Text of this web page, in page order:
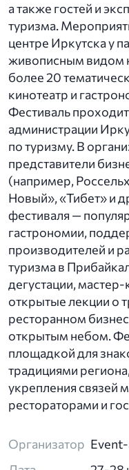
а также гостей и
туризма.
центре Иркутска у
живописным видом
более 20
кинотеатр и
Фестиваль
администрации
по туризму. В
представители
(например,
Новый», «Тибет» и
фестиваля —
гастрономии,
производителей и
туризма в
дегустации,
открытые лекции о
ресторанном
открытым небом.
площадкой для
традициями
укрепления связей
рестораторами и
Организатор